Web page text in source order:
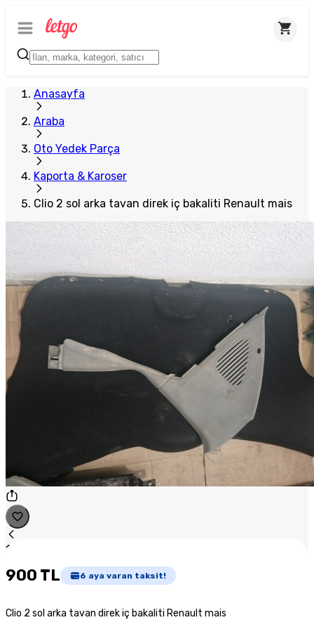
Anasayfa
Araba
Oto Yedek Parça
Kaporta & Karoser
Clio 2 sol arka tavan direk iç bakaliti Renault mais
1
Plus Satıcı
900 TL 6 aya varan taksit!
Clio 2 sol arka tavan direk iç bakaliti Renault mais